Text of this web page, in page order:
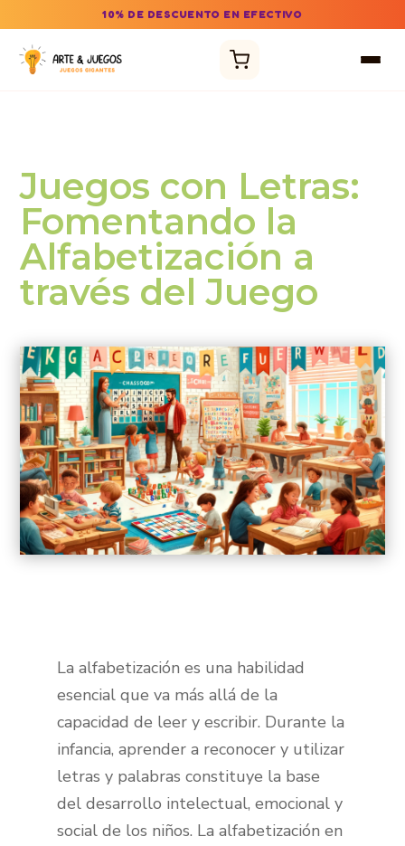
10% DE DESCUENTO EN EFECTIVO
Juegos con Letras:
Fomentando la
Alfabetización a
través del Juego
La alfabetización es una habilidad
esencial que va más allá de la
capacidad de leer y escribir. Durante la
infancia, aprender a reconocer y utilizar
letras y palabras constituye la base
del desarrollo intelectual, emocional y
social de los niños. La alfabetización en